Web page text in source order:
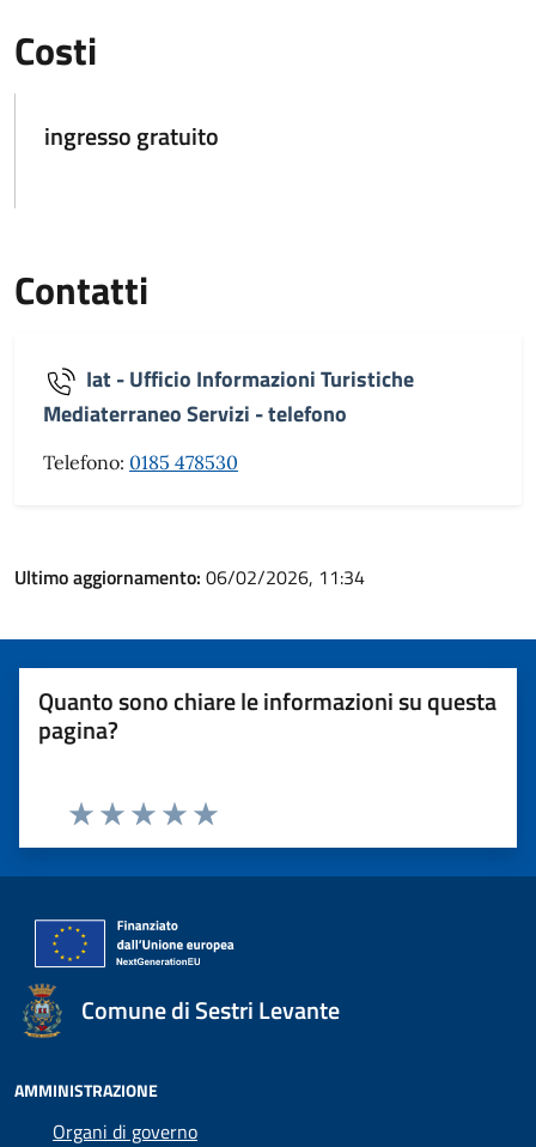
Costi
ingresso gratuito
Contatti
Iat - Ufficio Informazioni Turistiche
Mediaterraneo Servizi - telefono
Telefono: 0185 478530
Ultimo aggiornamento: 06/02/2026, 11:34
Quanto sono chiare le informazioni su questa
pagina?
Valuta 5 stelle su 5
Valuta 4 stelle su 5
Valuta 3 stelle su 5
Valuta 2 stelle su 5
Valuta 1 stelle su 5
Comune di Sestri Levante
AMMINISTRAZIONE
Organi di governo